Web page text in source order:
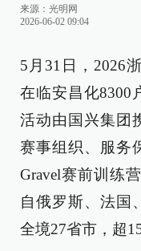
来源： 光明网
2026-06-02 09:04
5月31日，2026
在临安昌化8300
活动由国兴集团
赛事组织、服务
Gravel赛前训练
自俄罗斯、法国
全境27省市，超